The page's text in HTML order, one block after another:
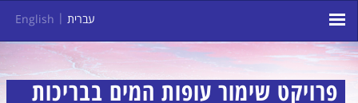
עברית English
פרויקט שימור עופות המים בבריכות